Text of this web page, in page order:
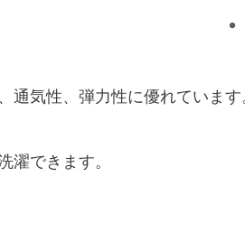
通気性、弾力性に優れています
濯できます。